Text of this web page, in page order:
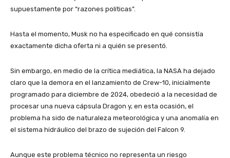
supuestamente por “razones políticas”.
Hasta el momento, Musk no ha especificado en qué consistía
exactamente dicha oferta ni a quién se presentó.
Sin embargo, en medio de la crítica mediática, la NASA ha dejado
claro que la demora en el lanzamiento de Crew-10, inicialmente
programado para diciembre de 2024, obedeció a la necesidad de
procesar una nueva cápsula Dragon y, en esta ocasión, el
problema ha sido de naturaleza meteorológica y una anomalía en
el sistema hidráulico del brazo de sujeción del Falcon 9.
Aunque este problema técnico no representa un riesgo